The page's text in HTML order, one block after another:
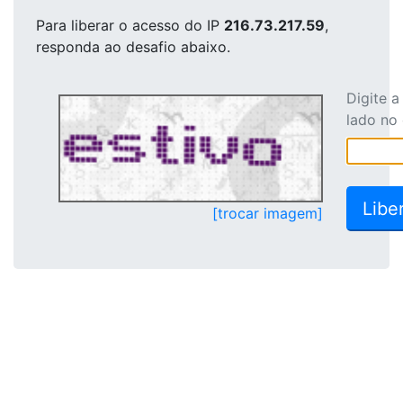
Para liberar o acesso do IP 216.73.217.59,
responda ao desafio abaixo.
[trocar imagem]
Digite
lado no